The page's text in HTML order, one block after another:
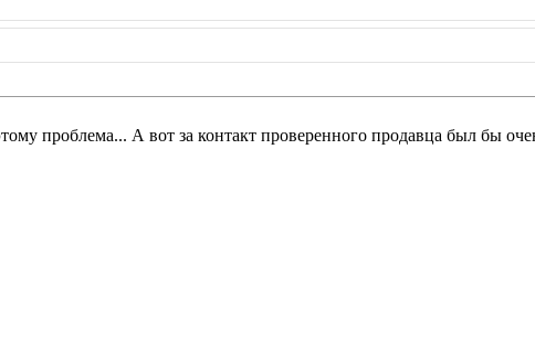
проблема... А вот за контакт проверенного продавца был бы